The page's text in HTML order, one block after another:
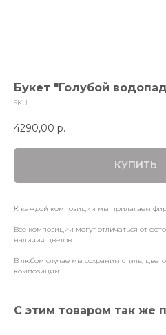
Букет "Голубой
SKU:
4290,00 р.
КУПИТЬ
К каждой композиции мы прилагаем
Все композиции могут отличаться от
наличия цветов.
В любом случае мы сохраним стиль,
композиции.
С этим товаром так же